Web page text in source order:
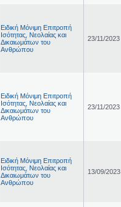
Ειδική Μόνιμη Επιτροπή
Ισότητας, Νεολαίας και
Δικαιωμάτων του
Ανθρώπου
23/11/2023
Ειδική Μόνιμη Επιτροπή
Ισότητας, Νεολαίας και
Δικαιωμάτων του
Ανθρώπου
23/11/2023
Ειδική Μόνιμη Επιτροπή
Ισότητας, Νεολαίας και
Δικαιωμάτων του
Ανθρώπου
13/09/2023